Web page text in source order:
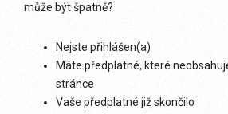
může být špatně?
Nejste přihlášen(a)
Máte předplatné, které
stránce
Vaše předplatné již skončilo